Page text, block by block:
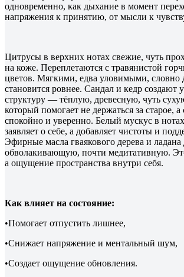
одновременно, как дыхание в момент
напряжения к принятию, от мысли к
Цитрусы в верхних нотах свежие, чуть
на коже. Переплетаются с травянистой
цветов. Мягкими, едва уловимыми, словно
становится ровнее. Сандал и кедр создают
структуру — тёплую, древесную, чуть
который помогает не держаться за старое,
спокойно и уверенно. Белый мускус в
заявляет о себе, а добавляет чистоты и
Эфирные масла гваякового дерева и
обволакивающую, почти медитативную.
а ощущение пространства внутри себя.
Как влияет на состояние:
•Помогает отпустить лишнее,
•Снижает напряжение и ментальный шум,
•Создает ощущение обновления.